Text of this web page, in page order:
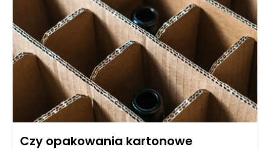
Czy opakowania kartonowe